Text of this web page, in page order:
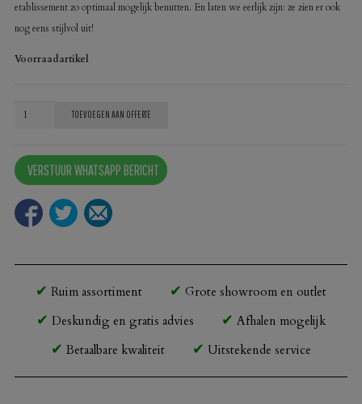
etablissement zo optimaal mogelijk benutten. En laten we eerlijk zijn: ze zien er ook
nog eens stijlvol uit!
Voorraadartikel
Horecascherm
TOEVOEGEN AAN OFFERTE
VERSTUUR WHATSAPP BERICHT
Ruim assortiment
Grote showroom en outlet
Deskundig en gratis advies
Afhalen mogelijk
Betaalbare kwaliteit
Uitstekende service